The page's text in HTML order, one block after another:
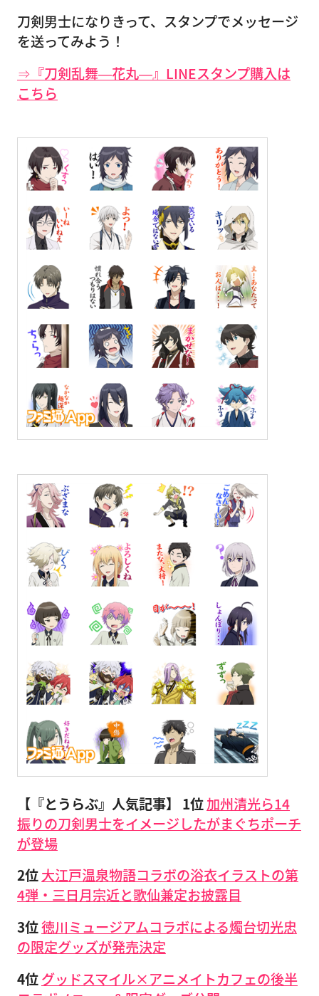
刀剣男士になりきって、スタンプでメッセージ
を送ってみよう！
⇒『刀剣乱舞―花丸―』LINEスタンプ購入は
こちら
【『とうらぶ』人気記事】 1位加州清光ら14
振りの刀剣男士をイメージしたがまぐちポーチ
が登場
2位大江戸温泉物語コラボの浴衣イラストの第
4弾・三日月宗近と歌仙兼定お披露目
3位徳川ミュージアムコラボによる燭台切光忠
の限定グッズが発売決定
4位グッドスマイル×アニメイトカフェの後半